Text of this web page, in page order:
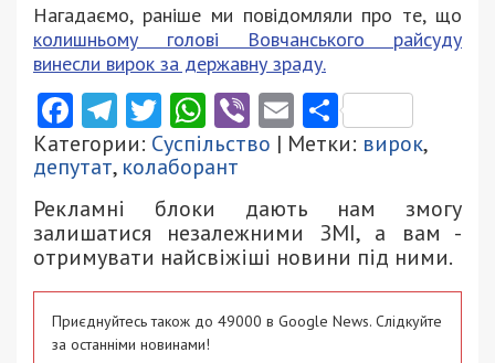
Нагадаємо, раніше ми повідомляли про те, що
колишньому голові Вовчанського райсуду
винесли вирок за державну зраду.
Facebook
Telegram
Twitter
WhatsApp
ViberEmail
Категории: Суспільство | Метки: вирок,
депутат, колаборант
Рекламні блоки дають нам змогу
залишатися незалежними ЗМІ, а вам -
отримувати найсвіжіші новини під ними.
Приєднуйтесь також до 49000 в Google News. Слідкуйте
за останніми новинами!